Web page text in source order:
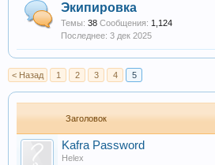
Экипировка
Темы: 38 Сообщения: 1,124
3 дек 2025
< Назад 1 2 3 4 5
Заголовок
Kafra Password
Helex